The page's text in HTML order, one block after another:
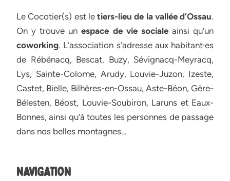
Le Cocotier(s) est le tiers-lieu de la vallée d’Ossau.
On y trouve unespace de vie socialeainsi qu’un
coworking. L’association s’adresse aux habitant·es
de Rébénacq, Bescat, Buzy, Sévignacq-Meyracq,
Lys, Sainte-Colome, Arudy, Louvie-Juzon, Izeste,
Castet, Bielle, Bilhères-en-Ossau, Aste-Béon, Gère-
Bélesten, Béost, Louvie-Soubiron, Laruns et Eaux-
Bonnes, ainsi qu’à toutes les personnes de passage
dans nos belles montagnes…
NAVIGATION